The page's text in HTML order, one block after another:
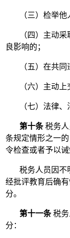
（三）检举他人
（四）主动采
良影响的；
（五）在共同违
（六）主动上
（七）法律、法
第十条税务人
条规定情形之一
令检查或者予以
税务人员因不明
经批评教育后确
分。
第十一条税务
分：